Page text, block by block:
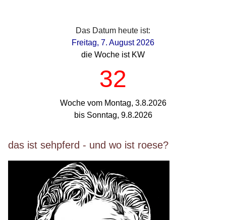
Das Datum heute ist:
Freitag, 7. August 2026
die Woche ist KW
32
Woche vom Montag, 3.8.2026
bis Sonntag, 9.8.2026
das ist sehpferd - und wo ist roese?